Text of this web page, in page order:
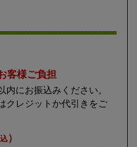
客様ご負担
にお振込みください。
クレジットか代引きをご
）